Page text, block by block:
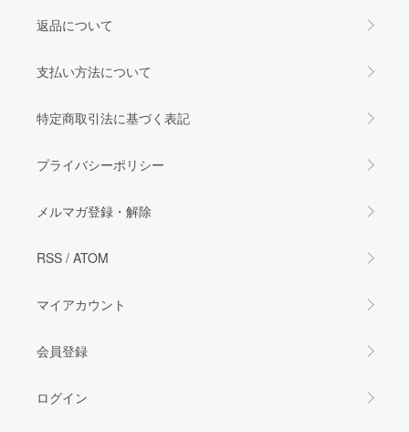
返品について
支払い方法について
特定商取引法に基づく表記
プライバシーポリシー
メルマガ登録・解除
RSS / ATOM
マイアカウント
会員登録
ログイン